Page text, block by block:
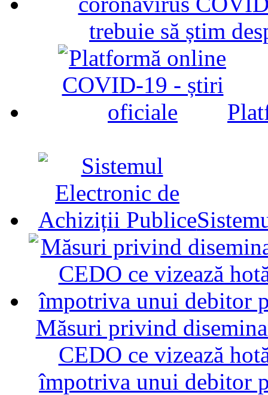
trebuie să știm
Măsuri privind
CEDO ce vizează
împotriva unui debitor